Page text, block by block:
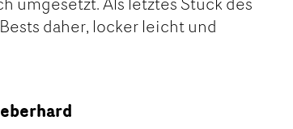
daher, locker leicht und